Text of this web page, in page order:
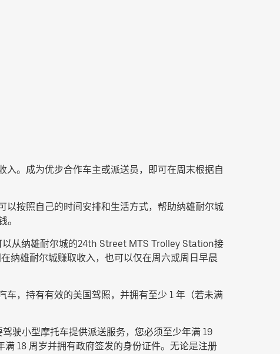
。成为优步合作车主或派送员，即可在周末根据自
以按照自己的时间安排和生活方式，帮助纳雄耐尔城
。
从纳雄耐尔城的24th Street MTS Trolley Station接
纳雄耐尔城赚取收入，也可以仅在周六或周日早晨
，持有有效的美国驾照，并拥有至少 1 年（若未满
驶小型摩托车提供派送服务，您必须至少年满 19
18 周岁并拥有政府签发的身份证件。无论是注册